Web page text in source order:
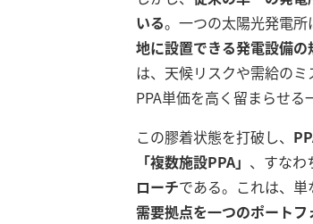
いる。一つの太陽光発電所
地に設置できる発電設備
は、天候リスクや需給の
PPA単価を高く留まらせる
この膠着状態を打破し、
「複数施設PPA」 、すなわ
ローチである。これは、単
需要拠点を一つのポート